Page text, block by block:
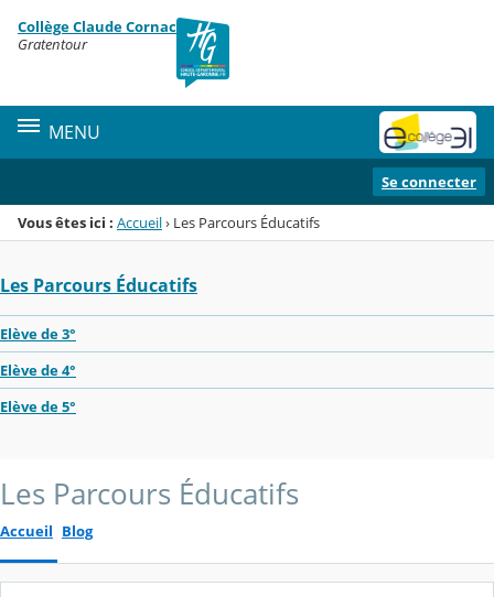
Menu de la rubrique
Contenu
Collège Claude Cornac
Gratentour
MENU
Se connecter
Vous êtes ici : Accueil› Les Parcours Éducatifs
Les Parcours Éducatifs
Elève de 3°
Elève de 4°
Elève de 5°
Les Parcours Éducatifs
Accueil Blog